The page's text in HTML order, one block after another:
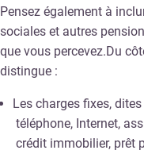
Pensez également à
sociales et autres
que vous percevez.Du
distingue :
Les charges fixes,
téléphone, Internet,
crédit immobilier, prêt